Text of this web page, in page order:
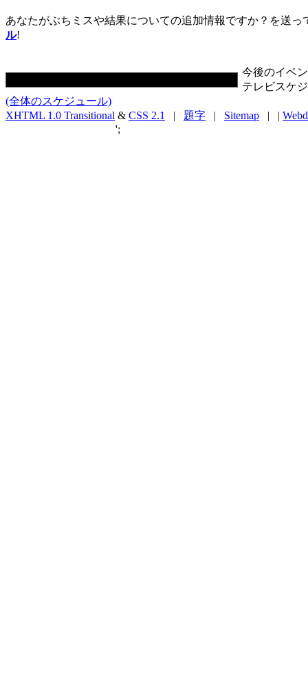
あなたがぶちミスや結果についての追加情報ですか？を送っ
ル!
今後のイベ
テレビスケ
(全体のスケジュール)
XHTML 1.0 Transitional & CSS 2.1 | 題字 | Sitemap | |
';